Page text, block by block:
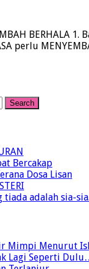
perlu
Bercakap
Dosa Lisan
tiada adalah sia-sia.
Mimpi Menurut
Lagi Seperti